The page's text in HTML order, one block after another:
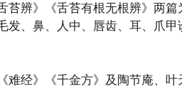
苔辨》《舌苔有根无根辨》两
发、鼻、人中、唇齿、耳、爪
难经》《千金方》及陶节庵、